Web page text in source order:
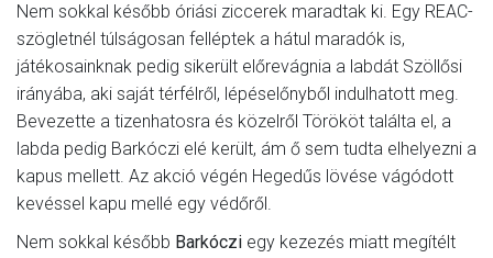
Nem sokkal később óriási ziccerek maradtak ki. Egy REAC-
szögletnél túlságosan felléptek a hátul maradók is,
játékosainknak pedig sikerült előrevágnia a labdát Szöllősi
irányába, aki saját térfélről, lépéselőnyből indulhatott meg.
Bevezette a tizenhatosra és közelről Törököt találta el, a
labda pedig Barkóczi elé került, ám ő sem tudta elhelyezni a
kapus mellett. Az akció végén Hegedűs lövése vágódott
kevéssel kapu mellé egy védőről.
Nem sokkal később Barkóczi egy kezezés miatt megítélt